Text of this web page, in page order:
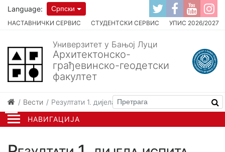
НАВИГАЦИЈА
НАСТАВНИЧКИ СЕРВИС СТУДЕНТСКИ СЕРВИС УПИС 2026/2027
Language: Српски
Универзитет у Бањој Луци
Архитектонско-
грађевинско-геодетски
факултет
Вести Резултати 1. дијела испита Малиновић/Видаковић